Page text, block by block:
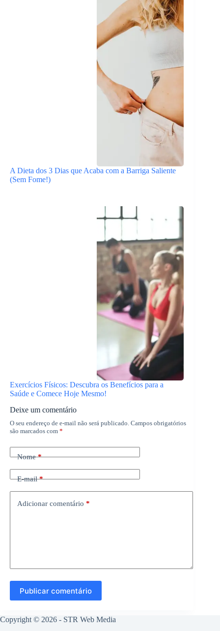
A Dieta dos 3 Dias que Acaba com a Barriga Saliente
(Sem Fome!)
Exercícios Físicos: Descubra os Benefícios para a
Saúde e Comece Hoje Mesmo!
Deixe um comentário
O seu endereço de e-mail não será publicado. Campos obrigatórios
são marcados com *
Nome*
E-mail*
Adicionar comentário *
Publicar comentário
Copyright © 2026 - STR Web Media